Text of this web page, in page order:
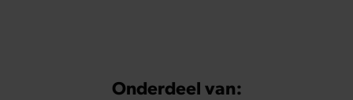
Onderdeel van: